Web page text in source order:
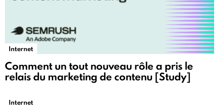
Internet
Comment un tout nouveau rôle a pris le
relais du marketing de contenu [Study]
Internet